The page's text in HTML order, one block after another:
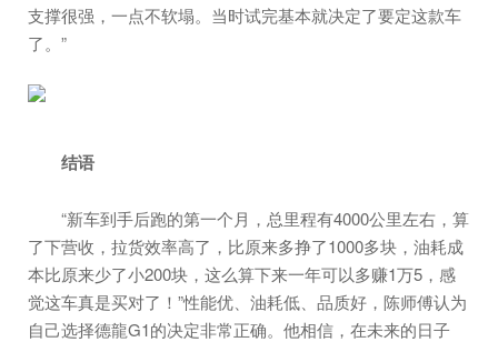
支撑很强，一点不软塌。当时试完基本就决定了要定这款车
了。”
结语
“新车到手后跑的第一个月，总里程有4000公里左右，算
了下营收，拉货效率高了，比原来多挣了1000多块，油耗成
本比原来少了小200块，这么算下来一年可以多赚1万5，感
觉这车真是买对了！”性能优、油耗低、品质好，陈师傅认为
自己选择德龍G1的决定非常正确。他相信，在未来的日子